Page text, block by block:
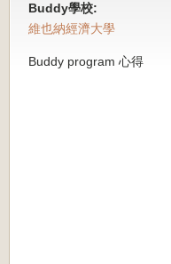
Buddy學校:
維也納經濟大學
Buddy program 心得